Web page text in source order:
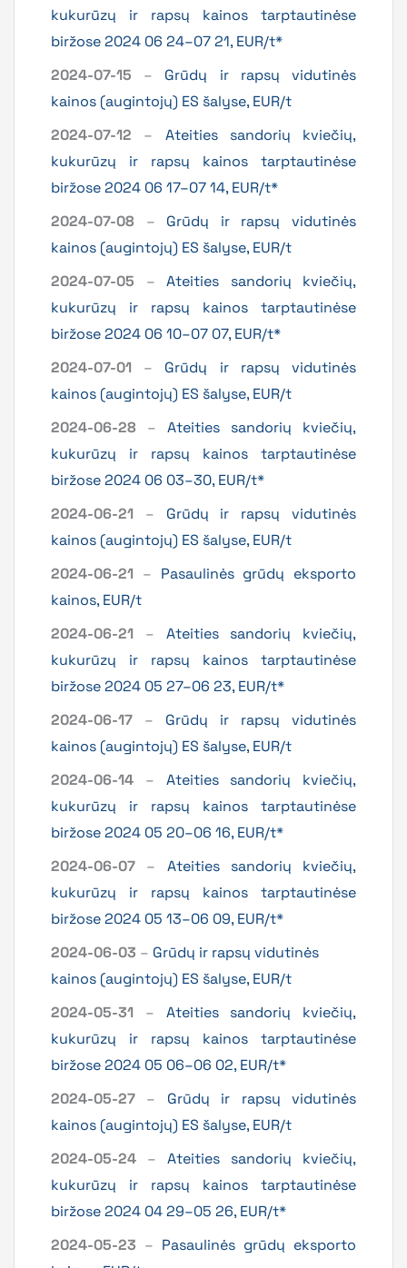
kukurūzų ir rapsų kainos tarptautinėse
biržose 2024 06 24–07 21, EUR/t*
2024-07-15 – Grūdų ir rapsų vidutinės
kainos (augintojų) ES šalyse, EUR/t
2024-07-12 – Ateities sandorių kviečių,
kukurūzų ir rapsų kainos tarptautinėse
biržose 2024 06 17–07 14, EUR/t*
2024-07-08 – Grūdų ir rapsų vidutinės
kainos (augintojų) ES šalyse, EUR/t
2024-07-05 – Ateities sandorių kviečių,
kukurūzų ir rapsų kainos tarptautinėse
biržose 2024 06 10–07 07, EUR/t*
2024-07-01 – Grūdų ir rapsų vidutinės
kainos (augintojų) ES šalyse, EUR/t
2024-06-28 – Ateities sandorių kviečių,
kukurūzų ir rapsų kainos tarptautinėse
biržose 2024 06 03–30, EUR/t*
2024-06-21 – Grūdų ir rapsų vidutinės
kainos (augintojų) ES šalyse, EUR/t
2024-06-21 – Pasaulinės grūdų eksporto
kainos, EUR/t
2024-06-21 – Ateities sandorių kviečių,
kukurūzų ir rapsų kainos tarptautinėse
biržose 2024 05 27–06 23, EUR/t*
2024-06-17 – Grūdų ir rapsų vidutinės
kainos (augintojų) ES šalyse, EUR/t
2024-06-14 – Ateities sandorių kviečių,
kukurūzų ir rapsų kainos tarptautinėse
biržose 2024 05 20–06 16, EUR/t*
2024-06-07 – Ateities sandorių kviečių,
kukurūzų ir rapsų kainos tarptautinėse
biržose 2024 05 13–06 09, EUR/t*
2024-06-03 – Grūdų ir rapsų vidutinės
kainos (augintojų) ES šalyse, EUR/t
2024-05-31 – Ateities sandorių kviečių,
kukurūzų ir rapsų kainos tarptautinėse
biržose 2024 05 06–06 02, EUR/t*
2024-05-27 – Grūdų ir rapsų vidutinės
kainos (augintojų) ES šalyse, EUR/t
2024-05-24 – Ateities sandorių kviečių,
kukurūzų ir rapsų kainos tarptautinėse
biržose 2024 04 29–05 26, EUR/t*
2024-05-23 – Pasaulinės grūdų eksporto